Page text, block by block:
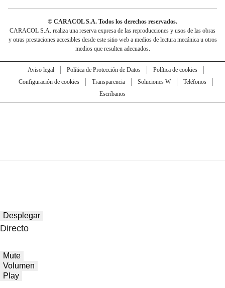
© CARACOL S.A. Todos los derechos reservados.
CARACOL S.A. realiza una reserva expresa de las reproducciones y usos de las obras
y otras prestaciones accesibles desde este sitio web a medios de lectura mecánica u otros
medios que resulten adecuados.
Aviso legal Política de Protección de Datos
Política de cookies
Configuración de cookies
Transparencia Soluciones W
Teléfonos
Escríbanos
Desplegar
Directo
Mute
Volumen
Play